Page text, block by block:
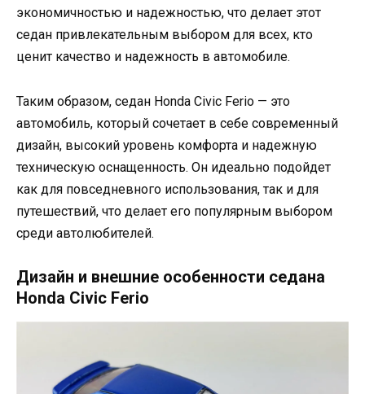
экономичностью и надежностью, что делает этот
седан привлекательным выбором для всех, кто
ценит качество и надежность в автомобиле.
Таким образом, седан Honda Civic Ferio — это
автомобиль, который сочетает в себе современный
дизайн, высокий уровень комфорта и надежную
техническую оснащенность. Он идеально подойдет
как для повседневного использования, так и для
путешествий, что делает его популярным выбором
среди автолюбителей.
Дизайн и внешние особенности седана
Honda Civic Ferio